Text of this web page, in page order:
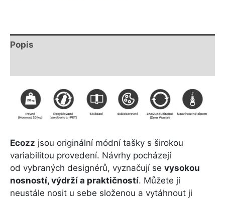
Popis
Ecozz jsou originální módní tašky s širokou
variabilitou provedení. Návrhy pocházejí
od vybraných designérů, vyznačují se vysokou
nosností, výdrží a praktičností. Můžete ji
neustále nosit u sebe složenou a vytáhnout ji